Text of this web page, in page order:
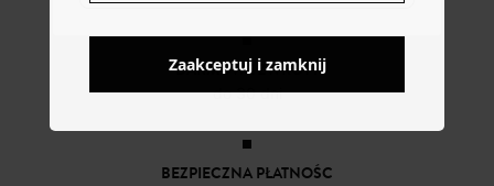
DARMOWE ZWROTY
do 30 dni
BEZPIECZNA PŁATNOŚC
Zaakceptuj i zamknij